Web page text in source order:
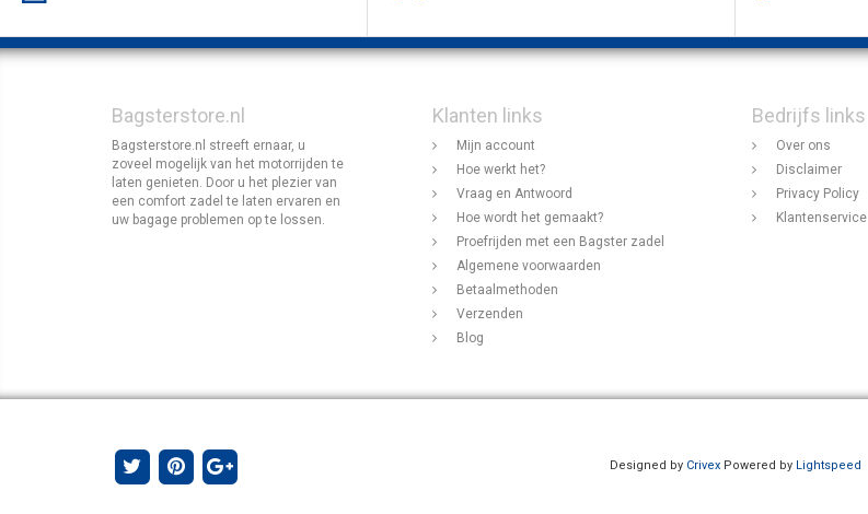
Bagsterstore.nl
Bagsterstore.nl streeft ernaar, u
zoveel mogelijk van het motorrijden te
laten genieten. Door u het plezier van
een comfort zadel te laten ervaren en
uw bagage problemen op te lossen.
Klanten links
Mijn account
Hoe werkt het?
Vraag en Antwoord
Hoe wordt het gemaakt?
Proefrijden met een Bagster zadel
Algemene voorwaarden
Betaalmethoden
Verzenden
Blog
Bedrijfs links
Over ons
Disclaimer
Privacy Policy
Klantenservice
Designed by Crivex Powered by Lightspeed